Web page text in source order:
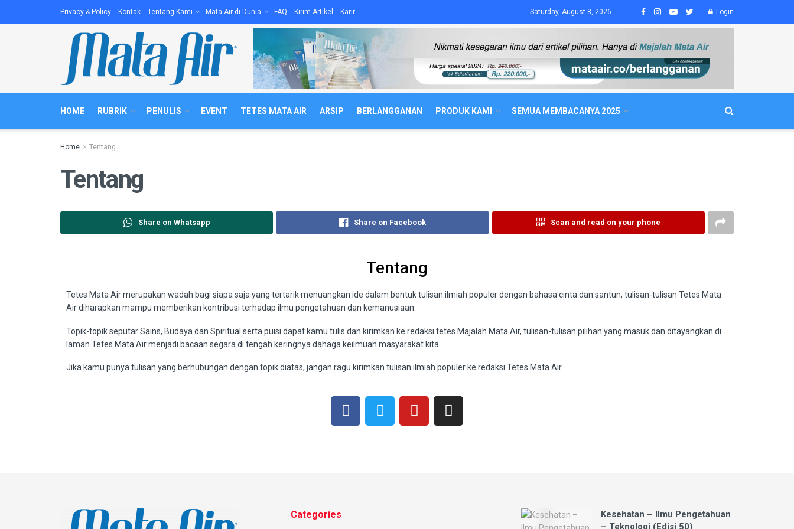
Privacy & Policy Kontak Tentang Kami Mata Air di Dunia FAQ Kirim Artikel Karir Saturday, August 8, 2026 Login
HOME RUBRIK PENULIS EVENT TETES MATA AIR ARSIP BERLANGGANAN PRODUK KAMI SEMUA MEMBACANYA 2025
Home Tentang
Tentang
Share on Whatsapp Share on Facebook Scan and read on your phone
Tentang
Tetes Mata Air merupakan wadah bagi siapa saja yang tertarik menuangkan ide dalam bentuk tulisan ilmiah populer dengan bahasa cinta dan santun, tulisan-tulisan Tetes Mata
Air diharapkan mampu memberikan kontribusi terhadap ilmu pengetahuan dan kemanusiaan.
Topik-topik seputar Sains, Budaya dan Spiritual serta puisi dapat kamu tulis dan kirimkan ke redaksi tetes Majalah Mata Air, tulisan-tulisan pilihan yang masuk dan ditayangkan di
laman Tetes Mata Air menjadi bacaan segara di tengah keringnya dahaga keilmuan masyarakat kita.
Jika kamu punya tulisan yang berhubungan dengan topik diatas, jangan ragu kirimkan tulisan ilmiah populer ke redaksi Tetes Mata Air.
Categories
Kesehatan – Ilmu Pengetahuan
– Teknologi (Edisi 50)